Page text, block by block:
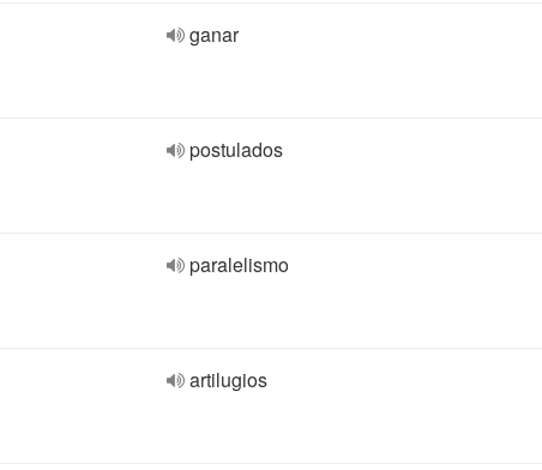
ganar
postulados
paralelismo
artilugios